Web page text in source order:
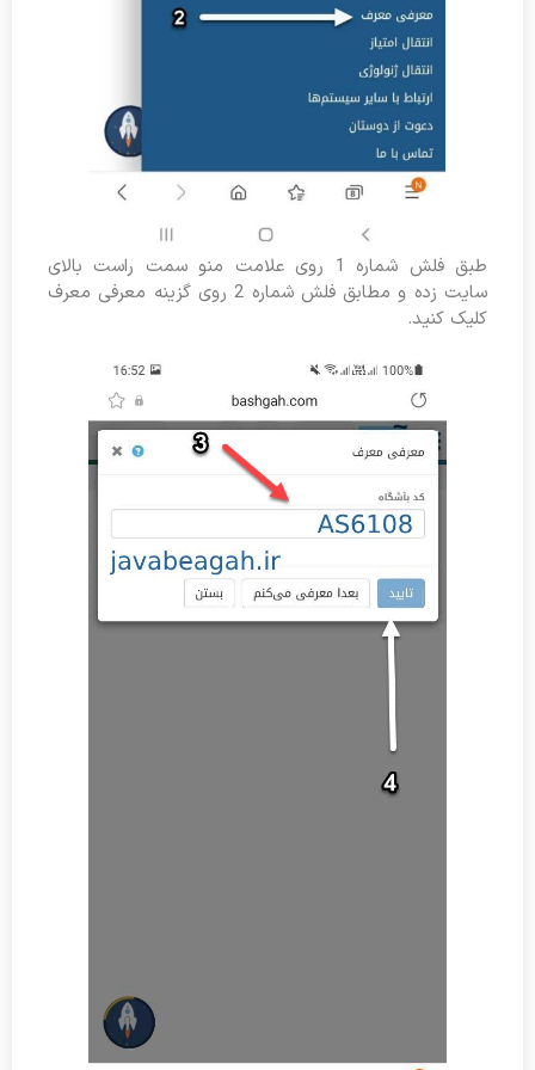
طبق فلش شماره 1 روی علامت منو سمت راست بالای
سایت زده و مطابق فلش شماره 2 روی گزینه معرفی معرف
کلیک کنید.